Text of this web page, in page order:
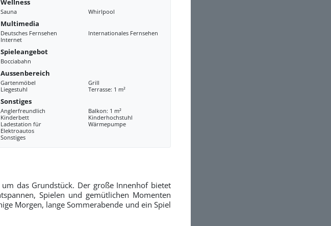
Wellness
Sauna Whirlpool
Multimedia
Deutsches Fernsehen
Internationales Fernsehen
Internet
Spieleangebot
Bocciabahn
Aussenbereich
Gartenmöbel
Grill
Liegestuhl
Terrasse: 1 m²
Sonstiges
Anglerfreundlich
Balkon: 1 m²
Kinderbett
Kinderhochstuhl
Ladestation für
Elektroautos
Wärmepumpe
Sonstiges
das Grundstück. Der große Innenhof bietet
Spielen und gemütlichen Momenten
Morgen, lange Sommerabende und ein Spiel